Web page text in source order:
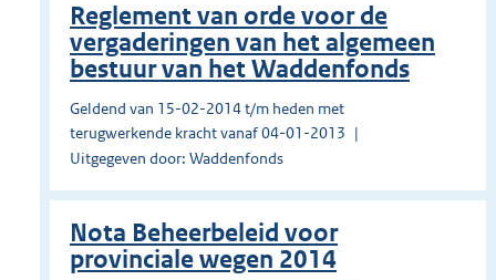
Reglement van orde voor de
vergaderingen van het algemeen
bestuur van het Waddenfonds
Geldend van 15-02-2014 t/m heden met
terugwerkende kracht vanaf 04-01-2013
Uitgegeven door: Waddenfonds
Nota Beheerbeleid voor
provinciale wegen 2014